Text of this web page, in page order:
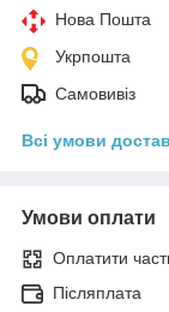
Нова Пошта
Укрпошта
Самовивіз
Всі умови
Умови оплати
Оплатити
Післяплата